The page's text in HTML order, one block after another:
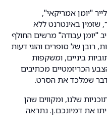
"יומן אמריקאי",
שזמין באינטרנט ללא
"יומן עבודה" מרשים החולף
מחשבות, רובן של סופרים והוגי דעות
ביניים, ומשקפות
הכריזמטיים מכתיבים
שמלכד את הסרט.
שלנו, ומקווים שהן
את דמיונכם.ן. נתראה